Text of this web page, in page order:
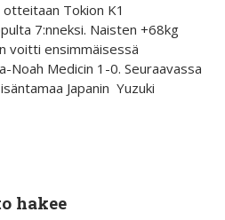
Tokion K1
7:nneksi. Naisten +68kg
voitti ensimmäisessä
Noah Medicin 1-0. Seuraavassa
Japanin Yuzuki
hakee